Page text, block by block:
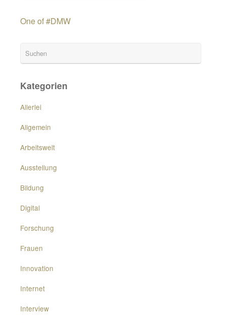
One of #DMW
Kategorien
Allerlei
Allgemein
Arbeitswelt
Ausstellung
Bildung
Digital
Forschung
Frauen
Innovation
Internet
Interview